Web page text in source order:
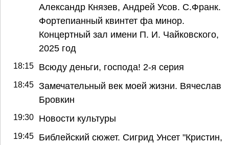
Александр Князев, Андрей Усов. С.Франк.
Фортепианный квинтет фа минор.
Концертный зал имени П. И. Чайковского,
2025 год
18:15 Всюду деньги, господа! 2-я серия
18:45 Замечательный век моей жизни. Вячеслав
Бровкин
19:30 Новости культуры
19:45
Библейский сюжет. Сигрид Унсет "Кристин,